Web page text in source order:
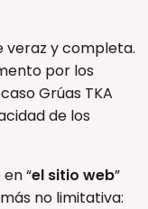
veraz y completa.
por los
Grúas TKA
de los
“el sitio web”
no limitativa: